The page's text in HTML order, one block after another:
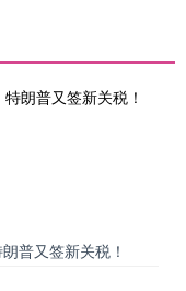
普又签新关税！